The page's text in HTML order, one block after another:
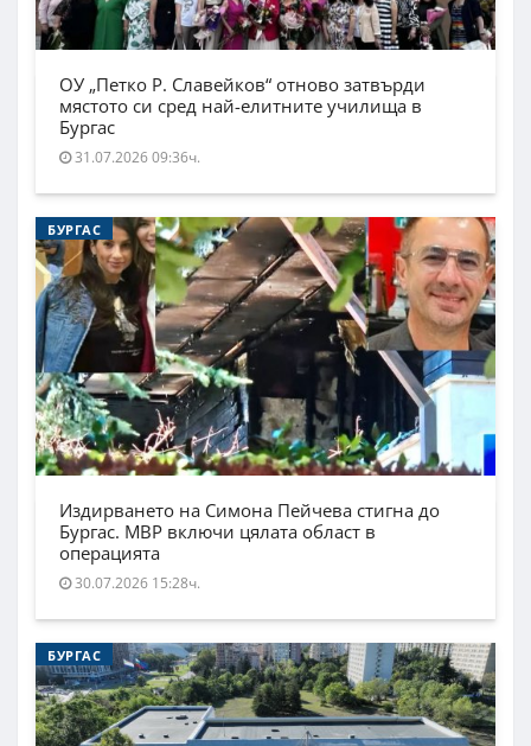
ОУ „Петко Р. Славейков“ отново затвърди
мястото си сред най-елитните училища в
Бургас
31.07.2026 09:36ч.
БУРГАС
Издирването на Симона Пейчева стигна до
Бургас. МВР включи цялата област в
операцията
30.07.2026 15:28ч.
БУРГАС